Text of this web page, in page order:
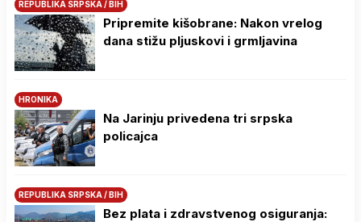
REPUBLIKA SRPSKA / BIH
Pripremite kišobrane: Nakon vrelog
dana stižu pljuskovi i grmljavina
HRONIKA
Na Јarinju privedena tri srpska
policajca
REPUBLIKA SRPSKA / BIH
Bez plata i zdravstvenog osiguranja: